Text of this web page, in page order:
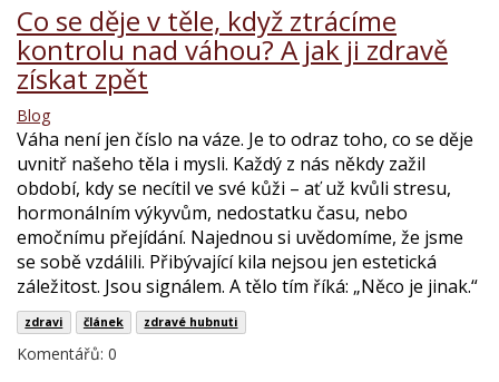
Co se děje v těle, když ztrácíme
kontrolu nad váhou? A jak ji zdravě
získat zpět
Blog
Váha není jen číslo na váze. Je to odraz toho, co se děje
uvnitř našeho těla i mysli. Každý z nás někdy zažil
období, kdy se necítil ve své kůži – ať už kvůli stresu,
hormonálním výkyvům, nedostatku času, nebo
emočnímu přejídání. Najednou si uvědomíme, že jsme
se sobě vzdálili. Přibývající kila nejsou jen estetická
záležitost. Jsou signálem. A tělo tím říká: „Něco je jinak.“
zdravi článek zdravé hubnuti
Komentářů: 0